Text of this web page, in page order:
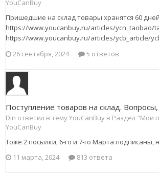
YouCanBuy
Пришедшие на склад товары хранятся 60
https://www.youcanbuy.ru/articles/ycn_taobao/
https://www.youcanbuy.ru/articles/ycb_article/
26 сентября, 2024
5 ответов
Поступление товаров на склад.
Din ответил в тему YouCanBuy в Раздел "Мои
YouCanBuy
Тоже 2 посылки, 6-го и 7-го Марта подписаны,
11 марта, 2024
813 ответа